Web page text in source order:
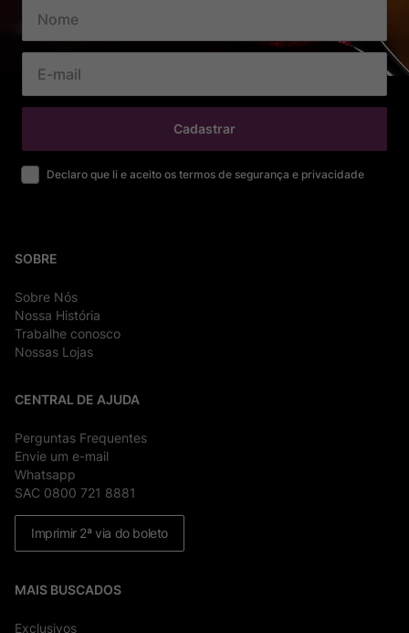
Cadastrar
Declaro que li e aceito os termos de segurança e privacidade
SOBRE
Sobre Nós
Nossa História
Trabalhe conosco
Nossas Lojas
CENTRAL DE AJUDA
Perguntas Frequentes
Envie um e-mail
Whatsapp
SAC 0800 721 8881
Imprimir 2ª via do boleto
MAIS BUSCADOS
Exclusivos